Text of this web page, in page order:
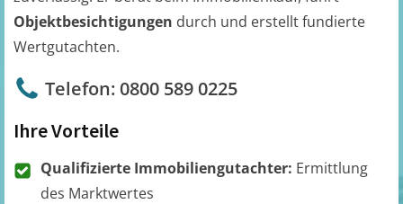
Objektbesichtigungen durch und erstellt fundierte
Wertgutachten.
Telefon: 0800 589 0225
Ihre Vorteile
Qualifizierte Immobiliengutachter: Ermittlung
des Marktwertes